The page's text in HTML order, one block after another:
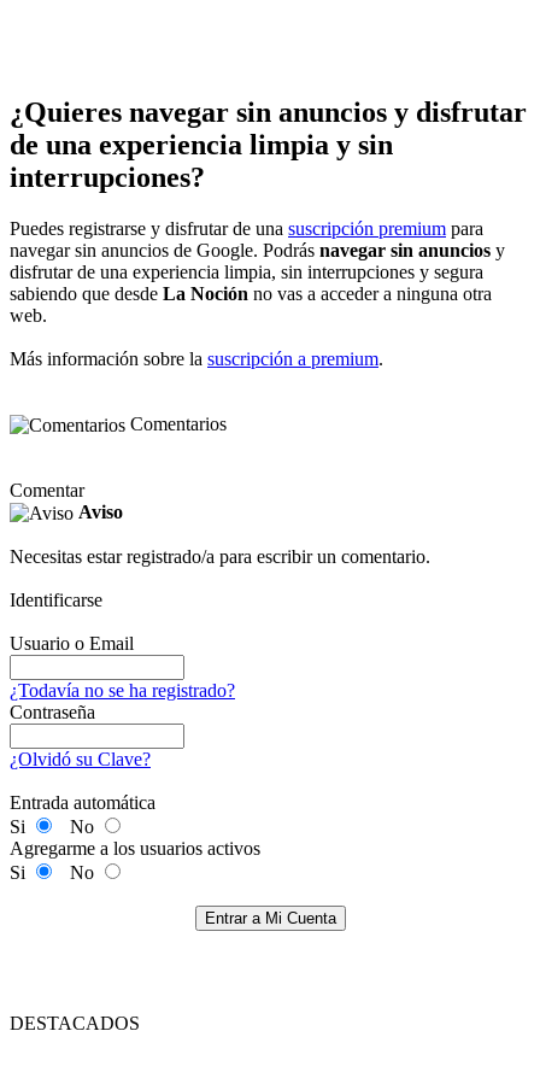
¿Quieres navegar sin anuncios y disfrutar
de una experiencia limpia y sin
interrupciones?
Puedes registrarse y disfrutar de una suscripción premium para
navegar sin anuncios de Google. Podrás navegar sin anuncios y
disfrutar de una experiencia limpia, sin interrupciones y segura
sabiendo que desde La Noción no vas a acceder a ninguna otra
web.
Más información sobre la suscripción a premium.
Comentarios
Comentar
Aviso
Necesitas estar registrado/a para escribir un comentario.
Identificarse
Usuario o Email
¿Todavía no se ha registrado?
Contraseña
¿Olvidó su Clave?
Entrada automática
Si
No
Agregarme a los usuarios activos
Si
No
Entrar a Mi Cuenta
DESTACADOS